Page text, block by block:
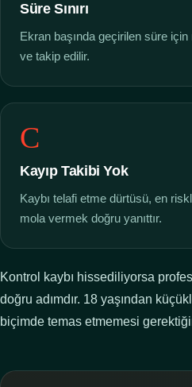
Süre Sınırı
Ekran başında geçirilen süre
ve takip edilir.
C
Kayıp Takibi Yok
Kaybı telafi etme dürtüsü, en
mola vermek doğru yanıttır.
Kontrol kaybı hissediliyorsa
doğru adımdır. 18 yaşından
biçimde temas etmemesi